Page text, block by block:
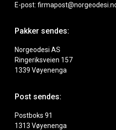
E-post:
Pakker sendes:
Norgeodesi AS
Ringeriksveien 157
1339 Vøyenenga
Post sendes:
Postboks 91
1313 Vøyenenga